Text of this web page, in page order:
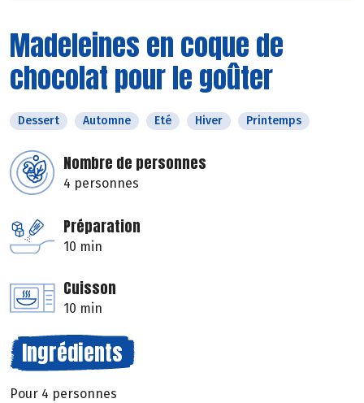
Madeleines en coque de
chocolat pour le goûter
Dessert Automne Eté Hiver Printemps
Nombre de personnes
4 personnes
Préparation
10 min
Cuisson
10 min
Ingrédients
Pour 4 personnes